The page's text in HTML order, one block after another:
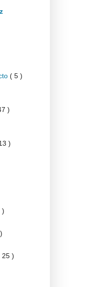
( 5 )
)
)
)
25 )